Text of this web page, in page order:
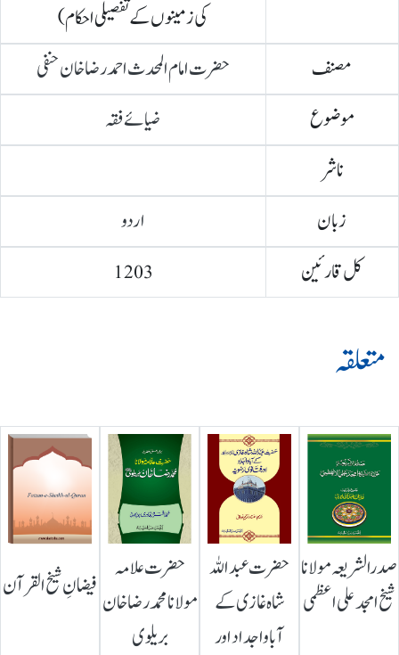
کی زمینوں کے تفصیلی احکام )
حضرت امام المحدث احمد رضا خان حنفی
مصنف
ضیائے فقہ
موضوع
ناشر
اردو
زبان
1203
کل قارئین
متعلقہ
صدرالشریعہ مولانا
شیخ امجد علی اعظمی
حضرت عبداللہ
شاہ غازی کے
آباواجداد اور
حضرت علامہ
مولانا محمد رضا خان
بریلوی
فیضانِ شیخ القرآن